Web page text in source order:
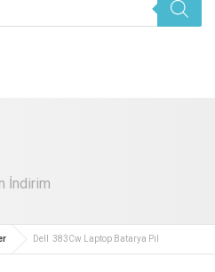
İndirim
Dell 383Cw Laptop Batarya Pil